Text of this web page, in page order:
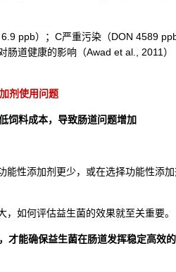
ppb）；C严重污染（DON 4589
道健康的影响（Awad et al., 2011）
剂使用问题
饲料成本，导致肠道问题增加
性添加剂更少，或在选择功能性添
如何评估益生菌的效果就至关重要。
才能确保益生菌在肠道发挥稳定高效